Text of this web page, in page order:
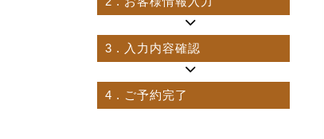
3 . 入力内容確認
4 . ご予約完了